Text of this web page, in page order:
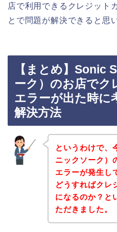
店で利用できるクレジット
とで問題が解決できると思
【まとめ】Sonic
ーク）のお店でク
エラーが出た時に
解決方法
というわけで、
ニックソーク）
エラーが発生し
どうすればクレ
になるのか？と
ただきました。